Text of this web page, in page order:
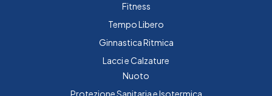
Fitness
Tempo Libero
Ginnastica Ritmica
Lacci e Calzature
Nuoto
Protezione Sanitaria e Isotermica